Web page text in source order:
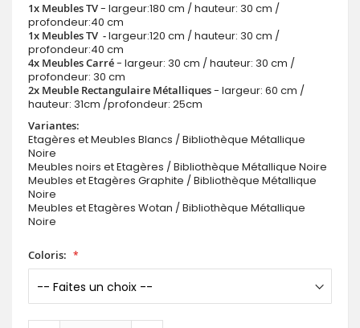
1x Meubles TV- largeur:180 cm / hauteur: 30 cm /
profondeur:40 cm
1x Meubles TV -largeur:120 cm / hauteur: 30 cm /
profondeur:40 cm
4x Meubles Carré- largeur: 30 cm / hauteur: 30 cm /
profondeur: 30 cm
2x Meuble Rectangulaire Métalliques- largeur: 60 cm /
hauteur: 31cm /profondeur: 25cm
Variantes:
Etagères et Meubles Blancs / Bibliothèque Métallique
Noire
Meubles noirs et Etagères / Bibliothèque Métallique Noire
Meubles et Etagères Graphite / Bibliothèque Métallique
Noire
Meubles et Etagères Wotan / Bibliothèque Métallique
Noire
Coloris: